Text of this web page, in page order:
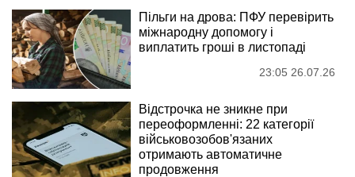
Пільги на дрова: ПФУ перевірить
міжнародну допомогу і
виплатить гроші в листопаді
23:05 26.07.26
Відстрочка не зникне при
переоформленні: 22 категорії
військовозобов'язаних
отримають автоматичне
продовження